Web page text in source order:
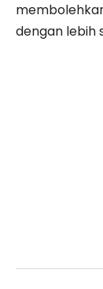
dengan lebih